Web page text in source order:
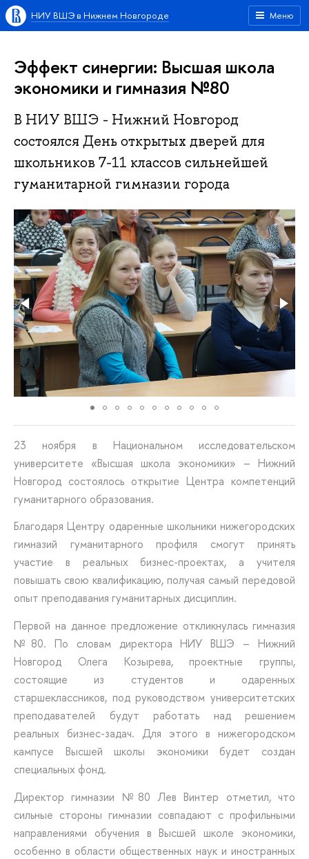
Меню
НИУ ВШЭ в Нижнем Новгороде
Эффект синергии: Высшая школа
экономики и гимназия №80
В НИУ ВШЭ - Нижний Новгород
состоялся День открытых дверей для
школьников 7-11 классов сильнейшей
гуманитарной гимназии города
23 ноября в Национальном исследовательском
университете «Высшая школа экономики» – Нижний
Новгород состоялось открытие Центра компетенций
гуманитарного образования.
Благодаря Центру одаренные школьники нижегородских
гимназий гуманитарного профиля смогут принять
участие в реальных бизнес-проектах, а учителя
повышать свою квалификацию, получая самый передовой
опыт преподавания гуманитарных дисциплин.
Первой на данное предложение откликнулась гимназия
№80. По словам директора НИУ ВШЭ – Нижний
Новгород Олега Козырева, проектные группы,
состоящие из студентов и одаренных
старшеклассников, под руководством университетских
преподавателей будут работать над решением
реальных бизнес-задач. Для этого в нижегородском
кампусе Высшей школы экономики будет создан
специальных фонд.
Директор гимназии №80 Лев Винтер отметил, что
сильные стороны гимназии совпадают с профильными
направлениями обучения в Высшей школе экономики,
особенно в области общественных наук и иностранных